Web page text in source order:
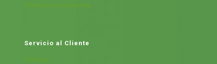
Términos y condiciones
Servicio al Cliente
Cátalogo